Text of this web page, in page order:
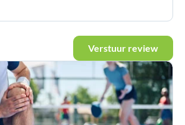
Verstuur review